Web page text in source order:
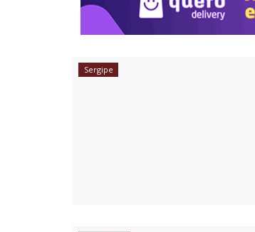
Sergipe
Ane Lisboa / Jornalista Abr 12, 2025